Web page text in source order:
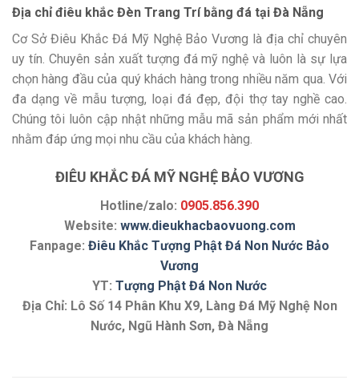
Địa chỉ điêu khắc Đèn Trang Trí bằng đá tại Đà Nẵng
Cơ Sở Điêu Khắc Đá Mỹ Nghệ Bảo Vương là địa chỉ chuyên
uy tín. Chuyên sản xuất tượng đá mỹ nghệ và luôn là sự lựa
chọn hàng đầu của quý khách hàng trong nhiều năm qua. Với
đa dạng về mẫu tượng, loại đá đẹp, đội thợ tay nghề cao.
Chúng tôi luôn cập nhật những mẫu mã sản phẩm mới nhất
nhằm đáp ứng mọi nhu cầu của khách hàng.
ĐIÊU KHẮC ĐÁ MỸ NGHỆ BẢO VƯƠNG
Hotline/zalo: 0905.856.390
Website: www.dieukhacbaovuong.com
Fanpage: Điêu Khắc Tượng Phật Đá Non Nước Bảo
Vương
YT: Tượng Phật Đá Non Nước
Địa Chỉ: Lô Số 14 Phân Khu X9, Làng Đá Mỹ Nghệ Non
Nước, Ngũ Hành Sơn, Đà Nẵng